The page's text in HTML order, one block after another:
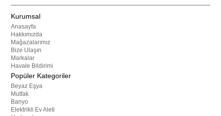
Kurumsal
Anasayfa
Hakkımızda
Mağazalarımız
Bize Ulaşın
Markalar
Havale Bildirimi
Popüler Kategoriler
Beyaz Eşya
Mutfak
Banyo
Elektrikli Ev Aleti